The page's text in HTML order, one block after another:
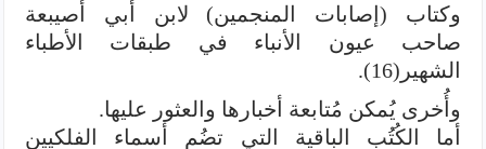
وكتاب (إصابات المنجمين) لابن أبي أصيبعة
صاحب عيون الأنباء في طبقات الأطباء
الشهير(16).
وأُخرى يُمكن مُتابعة أخبارها والعثور عليها.
أما الكُتُب الباقية التي تضُم أسماء الفلكيين